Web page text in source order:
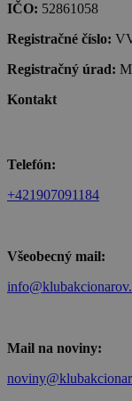
IČO: 52861058
Registračné číslo:
Registračný úrad:
Kontakt
Telefón:
+421907091184
Všeobecný mail:
Mail na noviny: